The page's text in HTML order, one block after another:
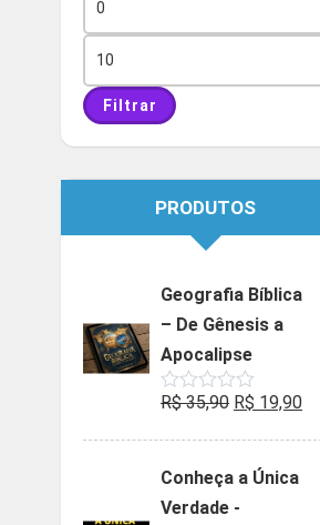
mínimo
máximo
Filtrar
PRODUTOS
Geografia Bíblica
– De Gênesis a
Apocalipse
Avaliação
de
R$35,90 O
era:
R$ 19,90O
Conheça a Única
Verdade -